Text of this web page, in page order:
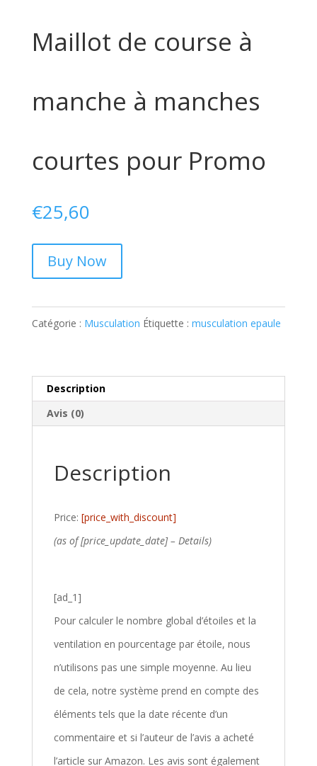
Maillot de course à
manche à manches
courtes pour Promo
€25,60
Buy Now
Catégorie : Musculation Étiquette : musculation epaule
Description
Avis (0)
Description
Price: [price_with_discount]
(as of [price_update_date] – Details)
[ad_1]
Pour calculer le nombre global d’étoiles et la
ventilation en pourcentage par étoile, nous
n’utilisons pas une simple moyenne. Au lieu
de cela, notre système prend en compte des
éléments tels que la date récente d’un
commentaire et si l’auteur de l’avis a acheté
l’article sur Amazon. Les avis sont également